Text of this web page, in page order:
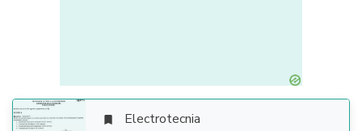
 Electrotecnia